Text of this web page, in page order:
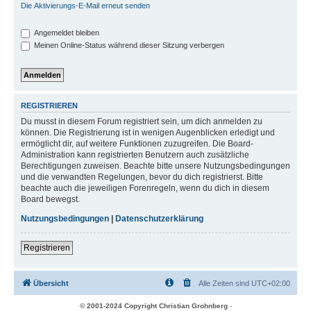
Die Aktivierungs-E-Mail erneut senden
Angemeldet bleiben
Meinen Online-Status während dieser Sitzung verbergen
REGISTRIEREN
Du musst in diesem Forum registriert sein, um dich anmelden zu
können. Die Registrierung ist in wenigen Augenblicken erledigt und
ermöglicht dir, auf weitere Funktionen zuzugreifen. Die Board-
Administration kann registrierten Benutzern auch zusätzliche
Berechtigungen zuweisen. Beachte bitte unsere Nutzungsbedingungen
und die verwandten Regelungen, bevor du dich registrierst. Bitte
beachte auch die jeweiligen Forenregeln, wenn du dich in diesem
Board bewegst.
Nutzungsbedingungen
Datenschutzerklärung
Registrieren
Übersicht Alle Zeiten sind UTC+02:00
© 2001-2024 Copyright Christian Grohnberg-